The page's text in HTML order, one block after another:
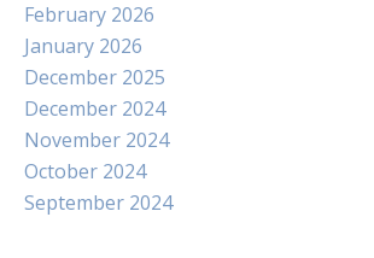
February 2026
January 2026
December 2025
December 2024
November 2024
October 2024
September 2024